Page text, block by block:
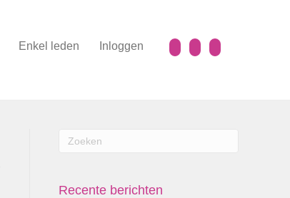
Enkel leden Inloggen
Recente berichten